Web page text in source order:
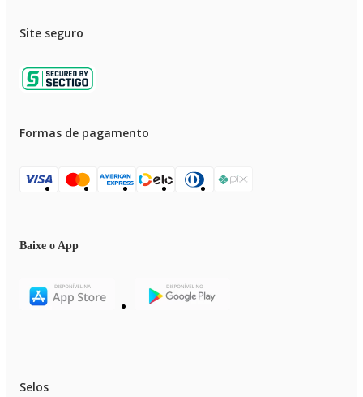
Site seguro
Formas de pagamento
Baixe o App
Selos